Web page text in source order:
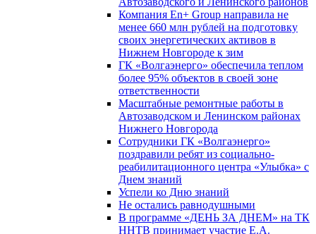
Компания En+ Group направила не
менее 660 млн рублей на подготовку
своих энергетических активов в
Нижнем Новгороде к зим
ГК «Волгаэнерго» обеспечила теплом
более 95% объектов в своей зоне
ответственности
Масштабные ремонтные работы в
Автозаводском и Ленинском районах
Нижнего Новгорода
Сотрудники ГК «Волгаэнерго»
поздравили ребят из социально-
реабилитационного центра «Улыбка» с
Днем знаний
Успели ко Дню знаний
Не остались равнодушными
В программе «ДЕНЬ ЗА ДНЕМ» на ТК
ННТВ принимает участие Е.А.